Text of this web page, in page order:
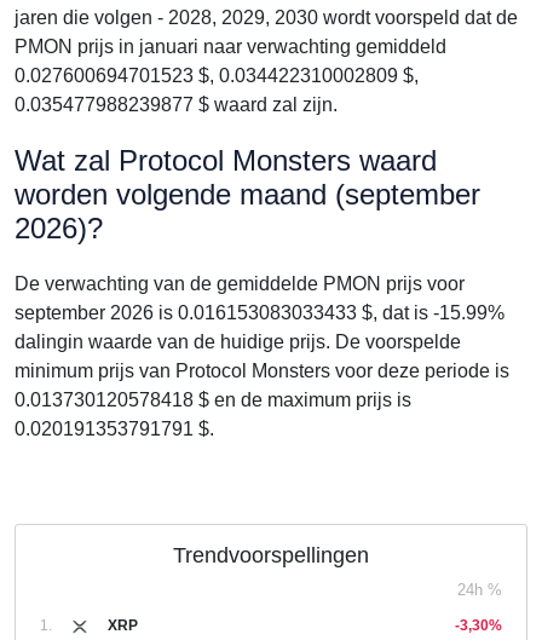
jaren die volgen - 2028, 2029, 2030 wordt voorspeld dat de
PMON prijs in januari naar verwachting gemiddeld
0.027600694701523 $, 0.034422310002809 $,
0.035477988239877 $ waard zal zijn.
Wat zal Protocol Monsters waard
worden volgende maand (september
2026)?
De verwachting van de gemiddelde PMON prijs voor
september 2026 is 0.016153083033433 $, dat is -15.99%
dalingin waarde van de huidige prijs. De voorspelde
minimum prijs van Protocol Monsters voor deze periode is
0.013730120578418 $ en de maximum prijs is
0.020191353791791 $.
Trendvoorspellingen
24h %
1.
XRP
-3,30%